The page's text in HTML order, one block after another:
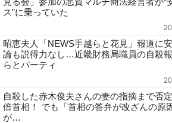
ス”に乗っていた
昭恵夫人「NEWS手越らと花見」報道に
論も説得力なし…近畿財務局職員の自殺
らとパーティ
自殺した赤木俊夫さんの妻の指摘まで否
倍首相！ でも「首相の答弁が改ざんの原
が…